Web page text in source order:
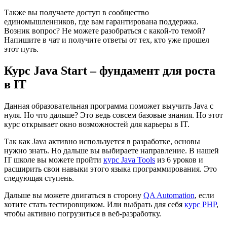
Также вы получаете доступ в сообщество
единомышленников, где вам гарантирована поддержка.
Возник вопрос? Не можете разобраться с какой-то темой?
Напишите в чат и получите ответы от тех, кто уже прошел
этот путь.
Курс Java Start – фундамент для роста
в IT
Данная образовательная программа поможет выучить Java с
нуля. Но что дальше? Это ведь совсем базовые знания. Но этот
курс открывает окно возможностей для карьеры в IT.
Так как Java активно используется в разработке, основы
нужно знать. Но дальше вы выбираете направление. В нашей
IT школе вы можете пройти курс Java Tools из 6 уроков и
расширить свои навыки этого языка программирования. Это
следующая ступень.
Дальше вы можете двигаться в сторону QA Automation, если
хотите стать тестировщиком. Или выбрать для себя курс PHP,
чтобы активно погрузиться в веб-разработку.